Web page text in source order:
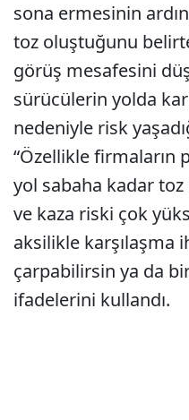
sona ermesinin
toz oluştuğunu
görüş mesafesini
sürücülerin yolda
nedeniyle risk
“Özellikle firmaların
yol sabaha kadar
ve kaza riski çok
aksilikle karşılaşma
çarpabilirsin ya da
ifadelerini kullandı.